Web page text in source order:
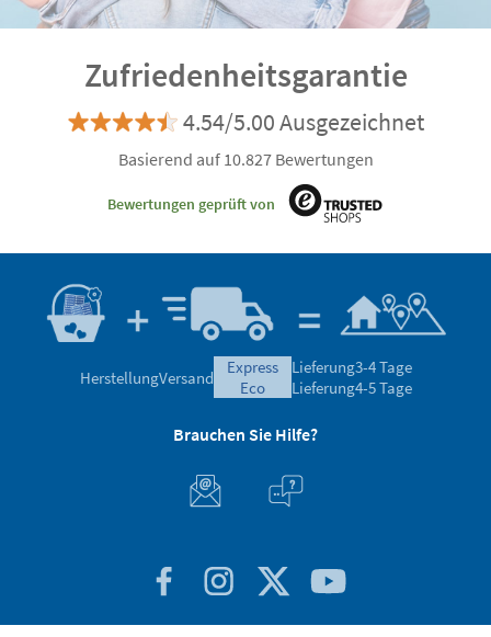
Zufriedenheitsgarantie
4.54/5.00 Ausgezeichnet
Basierend auf 10.827 Bewertungen
Bewertungen geprüft von
HerstellungVersand
express
eco
Lieferung3-4 Tage
Lieferung4-5 Tage
Brauchen Sie Hilfe?